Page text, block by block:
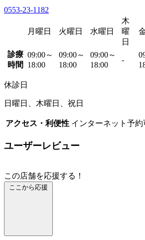
0553-23-1182
月曜日 火曜日 水曜日
木
曜
日
診療
時間
09:00～
18:00
09:00～
18:00
09:00～
18:00
-
休診日
日曜日、木曜日、祝日
アクセス・利便性 インターネット予
ユーザーレビュー
この店舗を応援する！
ここから応援